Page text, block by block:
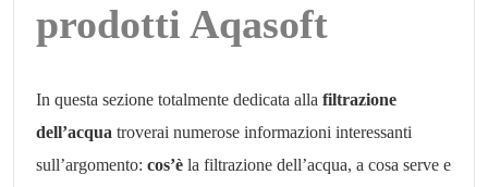
prodotti Aqasoft
In questa sezione totalmente dedicata alla filtrazione
dell’acqua troverai numerose informazioni interessanti
sull’argomento: cos’è la filtrazione dell’acqua, a cosa serve e